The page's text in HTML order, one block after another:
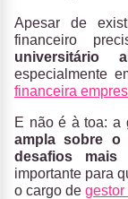
Apesar de
financeiro
universitário
especialmente
financeira
E não é à toa: a
ampla sobre o
desafios mais
importante para
o cargo de gestor